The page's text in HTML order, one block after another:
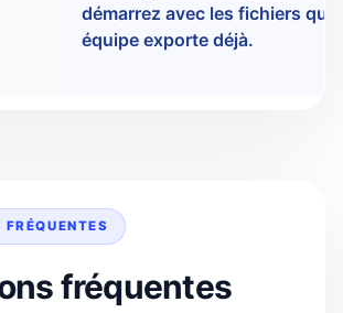
démarrez avec les fichiers
équipe exporte déjà.
fréquentes